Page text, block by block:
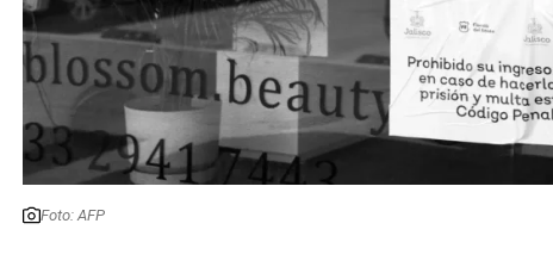
Foto: AFP